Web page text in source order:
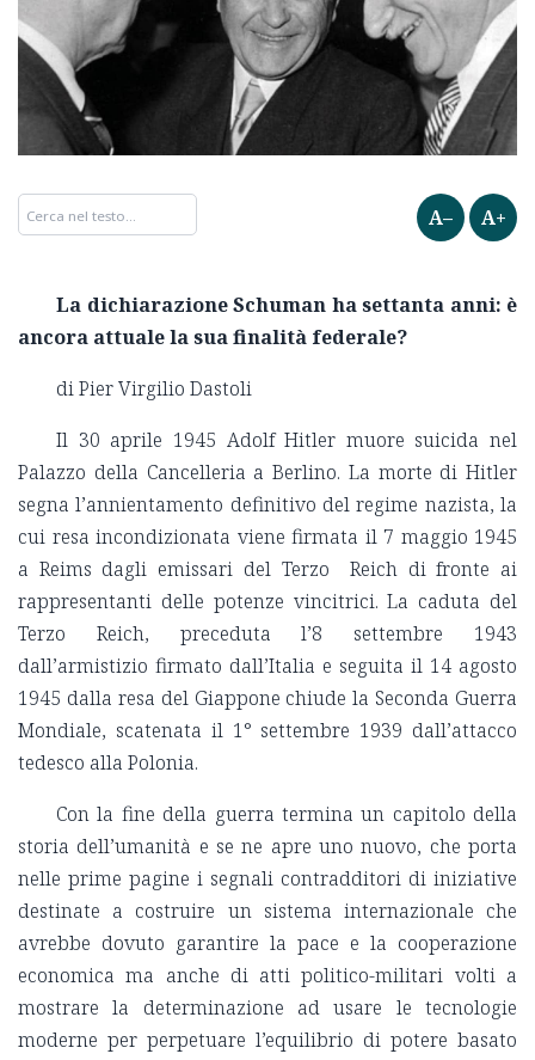
A– A+
La dichiarazione Schuman ha settanta anni: è
ancora attuale la sua finalità federale?
di Pier Virgilio Dastoli
Il 30 aprile 1945 Adolf Hitler muore suicida nel
Palazzo della Cancelleria a Berlino. La morte di Hitler
segna l’annientamento definitivo del regime nazista, la
cui resa incondizionata viene firmata il 7 maggio 1945
a Reims dagli emissari del Terzo Reich di fronte ai
rappresentanti delle potenze vincitrici. La caduta del
Terzo Reich, preceduta l’8 settembre 1943
dall’armistizio firmato dall’Italia e seguita il 14 agosto
1945 dalla resa del Giappone chiude la Seconda Guerra
Mondiale, scatenata il 1° settembre 1939 dall’attacco
tedesco alla Polonia.
Con la fine della guerra termina un capitolo della
storia dell’umanità e se ne apre uno nuovo, che porta
nelle prime pagine i segnali contradditori di iniziative
destinate a costruire un sistema internazionale che
avrebbe dovuto garantire la pace e la cooperazione
economica ma anche di atti politico-militari volti a
mostrare la determinazione ad usare le tecnologie
moderne per perpetuare l’equilibrio di potere basato